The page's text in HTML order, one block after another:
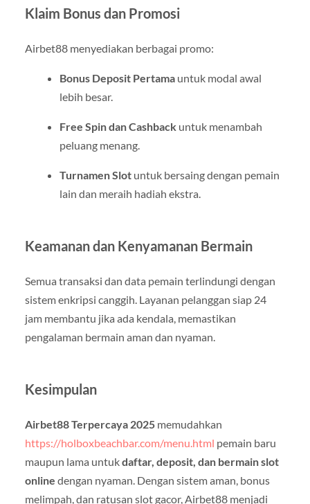
Klaim Bonus dan Promosi
Airbet88 menyediakan berbagai promo:
Bonus Deposit Pertamauntuk modal awal
lebih besar.
Free Spin dan Cashbackuntuk menambah
peluang menang.
Turnamen Slotuntuk bersaing dengan pemain
lain dan meraih hadiah ekstra.
Keamanan dan Kenyamanan Bermain
Semua transaksi dan data pemain terlindungi dengan
sistem enkripsi canggih. Layanan pelanggan siap 24
jam membantu jika ada kendala, memastikan
pengalaman bermain aman dan nyaman.
Kesimpulan
Airbet88 Terpercaya 2025memudahkan
https://holboxbeachbar.com/menu.html pemain baru
maupun lama untukdaftar, deposit, dan bermain slot
online dengan nyaman. Dengan sistem aman, bonus
melimpah, dan ratusan slot gacor, Airbet88 menjadi